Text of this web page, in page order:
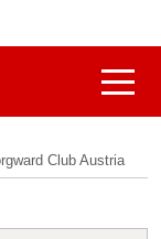
Off-
Club Austria